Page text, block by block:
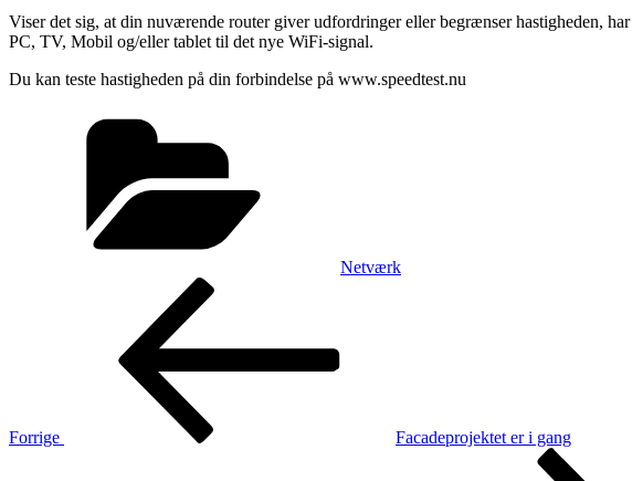
Viser det sig, at din nuværende router giver udfordringer eller begrænser hastigheden,
PC, TV, Mobil og/eller tablet til det nye WiFi-signal.
Du kan teste hastigheden på din forbindelse på www.speedtest.nu
Netværk
Indlægsnavigation
Forrige
Facadeprojektet er i gang